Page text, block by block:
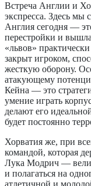
Встреча Англии и
экспресса. Здесь мы
Англия сегодня —
перестройки и
«львов»
закрыт игроком,
жесткую оборону.
атакующему
Кейна — это
умение играть
делают его
будет постоянно
Хорватия же, при
командой, которая
Лука Модрич —
и полагаться на